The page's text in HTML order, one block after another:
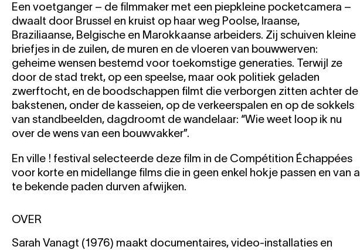
Een voetganger – de filmmaker met een piepkleine pocketcamera –
dwaalt door Brussel en kruist op haar weg Poolse, Iraanse,
Braziliaanse, Belgische en Marokkaanse arbeiders. Zij schuiven kleine
briefjes in de zuilen, de muren en de vloeren van bouwwerven:
geheime wensen bestemd voor toekomstige generaties. Terwijl ze
door de stad trekt, op een speelse, maar ook politiek geladen
zwerftocht, en de boodschappen filmt die verborgen zitten achter de
bakstenen, onder de kasseien, op de verkeerspalen en op de sokkels
van standbeelden, dagdroomt de wandelaar: “Wie weet loop ik nu
over de wens van een bouwvakker”.
En ville ! festival selecteerde deze film in de Compétition Échappées
voor korte en midellange films die in geen enkel hokje passen en van al
te bekende paden durven afwijken.
OVER
Sarah Vanagt (1976) maakt documentaires, video-installaties en